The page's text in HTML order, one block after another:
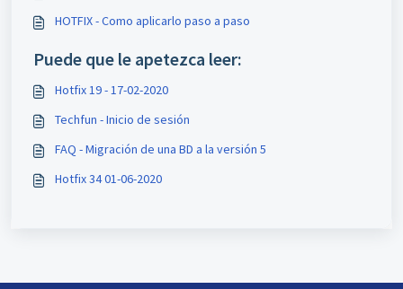
HOTFIX - Como aplicarlo paso a paso
Puede que le apetezca leer:
Hotfix 19 - 17-02-2020
Techfun - Inicio de sesión
FAQ - Migración de una BD a la versión 5
Hotfix 34 01-06-2020